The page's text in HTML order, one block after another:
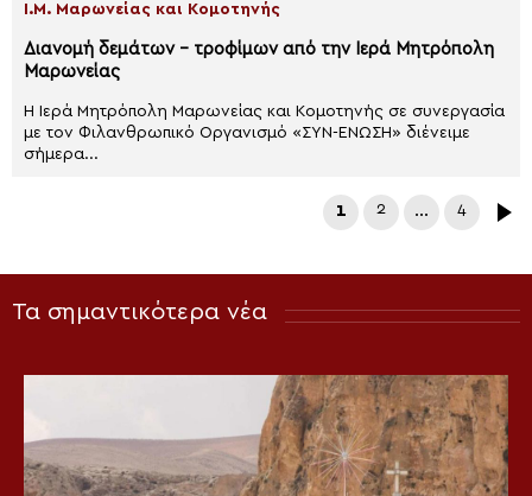
Ι.Μ. Μαρωνείας και Κομοτηνής
Διανομή δεμάτων – τροφίμων από την Ιερά Μητρόπολη
Μαρωνείας
Η Ιερά Μητρόπολη Μαρωνείας και Κομοτηνής σε συνεργασία
με τον Φιλανθρωπικό Οργανισμό «ΣΥΝ-ΕΝΩΣΗ» διένειμε
σήμερα...
1 2 … 4
Τα σημαντικότερα νέα